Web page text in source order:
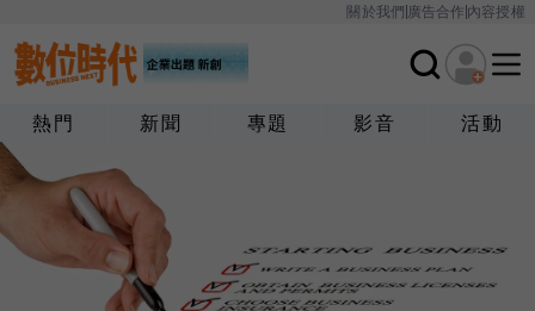
關於我們廣告合作內容授權
熱門 新聞 專題 影音 活動